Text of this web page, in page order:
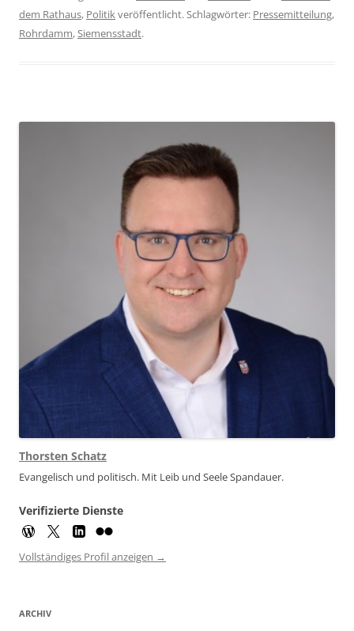
dem Rathaus, Politikveröffentlicht. Schlagwörter: Pressemitteilung,
Rohrdamm,Siemensstadt.
Thorsten Schatz
Evangelisch und politisch. Mit Leib und Seele Spandauer.
Verifizierte Dienste
Vollständiges Profil anzeigen →
ARCHIV